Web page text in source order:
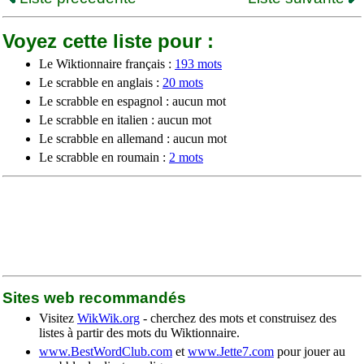
Voyez cette liste pour :
Le Wiktionnaire français : 193 mots
Le scrabble en anglais : 20 mots
Le scrabble en espagnol : aucun mot
Le scrabble en italien : aucun mot
Le scrabble en allemand : aucun mot
Le scrabble en roumain : 2 mots
Sites web recommandés
Visitez WikWik.org - cherchez des mots et construisez des
listes à partir des mots du Wiktionnaire.
www.BestWordClub.com et www.Jette7.com pour jouer au